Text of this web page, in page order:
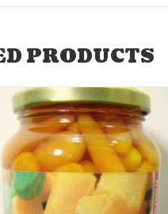
PRODUCTS